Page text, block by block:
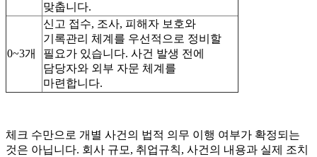
맞춥니다.
0~3개
신고 접수, 조사, 피해자 보호와
기록관리 체계를 우선적으로 정비할
필요가 있습니다. 사건 발생 전에
담당자와 외부 자문 체계를
마련합니다.
체크 수만으로 개별 사건의 법적 의무 이행 여부가 확정되는
것은 아닙니다. 회사 규모, 취업규칙, 사건의 내용과 실제 조치